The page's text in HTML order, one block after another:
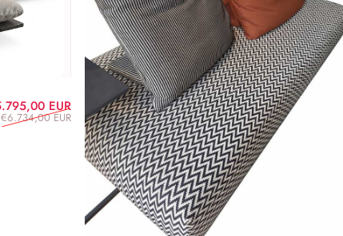
Verkaufspreis
EURNormaler Preis
€6.734,00 EUR